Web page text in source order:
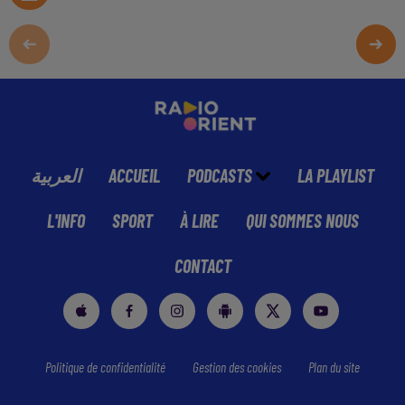
العربية ACCUEIL PODCASTS LA PLAYLIST
L'INFO SPORT À LIRE QUI SOMMES NOUS
CONTACT
Politique de confidentialité Gestion des cookies Plan du site